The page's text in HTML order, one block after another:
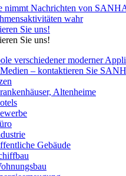
Sie uns!
Sie uns!
Altenheime
Gebäude